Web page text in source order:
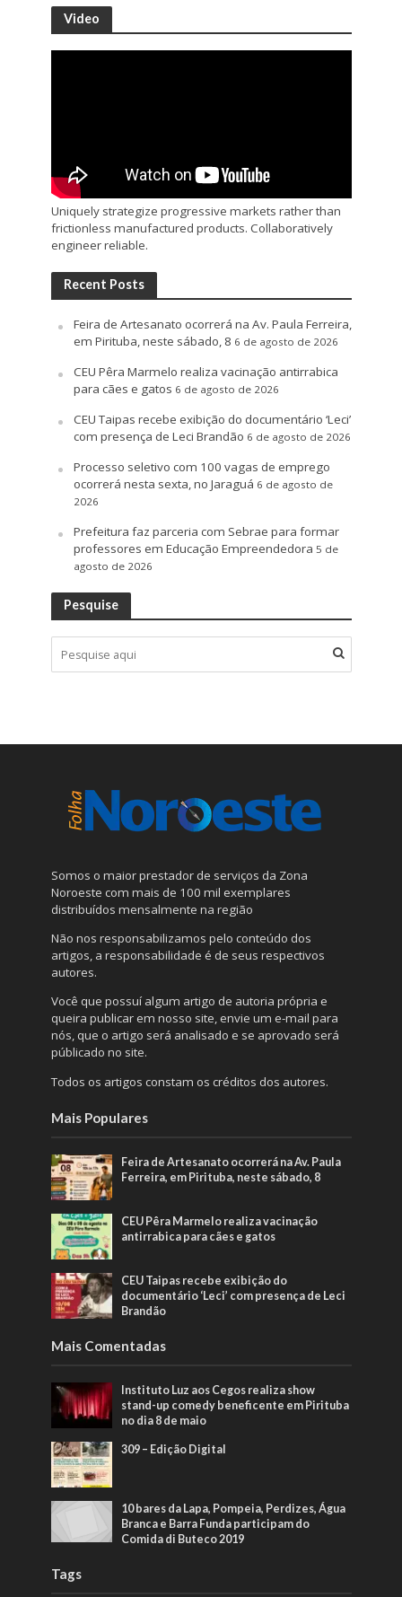
Video
Uniquely strategize progressive markets rather than
frictionless manufactured products. Collaboratively
engineer reliable.
Recent Posts
Feira de Artesanato ocorrerá na Av. Paula Ferreira,
em Pirituba, neste sábado, 8 6 de agosto de 2026
CEU Pêra Marmelo realiza vacinação antirrabica
para cães e gatos 6 de agosto de 2026
CEU Taipas recebe exibição do documentário ‘Leci’
com presença de Leci Brandão 6 de agosto de 2026
Processo seletivo com 100 vagas de emprego
ocorrerá nesta sexta, no Jaraguá 6 de agosto de
2026
Prefeitura faz parceria com Sebrae para formar
professores em Educação Empreendedora 5 de
agosto de 2026
Pesquise
Somos o maior prestador de serviços da Zona
Noroeste com mais de 100 mil exemplares
distribuídos mensalmente na região
Não nos responsabilizamos pelo conteúdo dos
artigos, a responsabilidade é de seus respectivos
autores.
Você que possuí algum artigo de autoria própria e
queira publicar em nosso site, envie um e-mail para
nós, que o artigo será analisado e se aprovado será
públicado no site.
Todos os artigos constam os créditos dos autores.
Mais Populares
Feira de Artesanato ocorrerá na Av. Paula
Ferreira, em Pirituba, neste sábado, 8
CEU Pêra Marmelo realiza vacinação
antirrabica para cães e gatos
CEU Taipas recebe exibição do
documentário ‘Leci’ com presença de Leci
Brandão
Mais Comentadas
Instituto Luz aos Cegos realiza show
stand-up comedy beneficente em Pirituba
no dia 8 de maio
309 – Edição Digital
10 bares da Lapa, Pompeia, Perdizes, Água
Branca e Barra Funda participam do
Comida di Buteco 2019
Tags